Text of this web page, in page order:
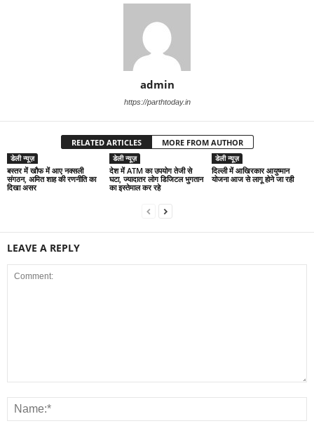
admin
https://parthtoday.in
RELATED ARTICLES MORE FROM AUTHOR
डेली न्यूज़
बस्तर में खौफ में आए नक्सली
संगठन, अमित शाह की रणनीति का
दिखा असर
डेली न्यूज़
देश में ATM का उपयोग तेजी से
घटा, ज्यादातर लोग डिजिटल भुगतान
का इस्तेमाल कर रहे
डेली न्यूज़
द‍िल्‍ली में आख‍िरकार आयुष्‍मान
योजना आज से लागू होने जा रही
LEAVE A REPLY